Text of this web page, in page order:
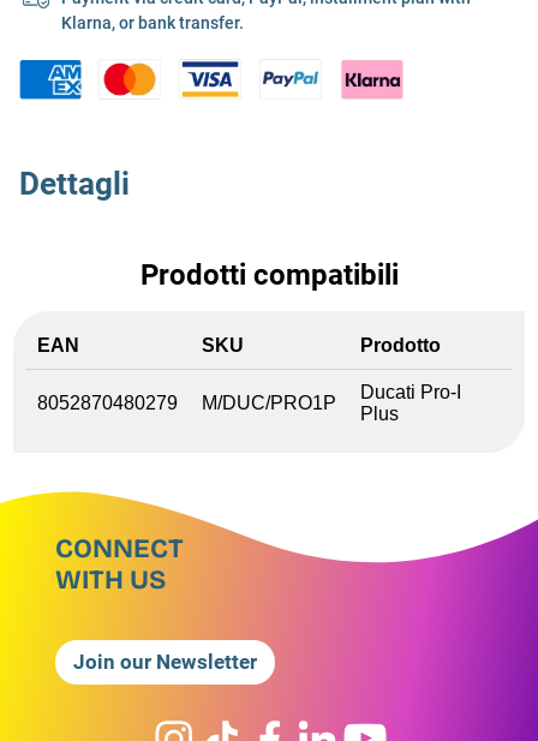
Klarna, or bank transfer.
Dettagli
Prodotti compatibili
EAN SKU Prodotto
8052870480279 M/DUC/PRO1P
Ducati Pro-I
Plus
CONNECT
WITH US
Join our Newsletter